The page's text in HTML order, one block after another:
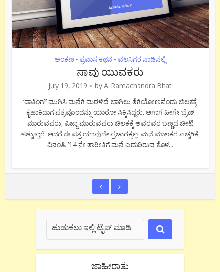
ಪ್ರವಾಸ ಕಥನ•ವಲಸಿಗರ ನಾಡಿನಲ್ಲಿ
ನಾನೂ ಕಾರು ಚಲಾಯಿಸಲಿಚ್ಚಿಸಿದೆ
June 29, 2019 byA. Ramachandra Bhat
ಕಾರು ಚಲಾಯಿಸಲು ಪರವಾನಗಿ ಪಡೆದು ಹೆಚ್ಚು ಕಡಿಮೆ ಇಪ್ಪತ್ತೈದು ವರ್ಷಗಳ
ನಂತರ ಕಾರು ಚಲಾಯಿಸಲು ಇಚ್ಛೆ ಮಾಡಿದೆನೆಂದರೆ ಜನ ನನಗೆ ಹುಚ್ಚೆನ್ನದೆ
ಮತ್ತೇನು? ನಿತ್ಯ ಕಾರು ಚಲಾಯಿಸುತ್ತಿದ್ದರೆ ವಿಚಾರ ಬೇರೆ. ಪರವಾನಗಿ ಪಡೆದು
ಕಾರಿನ ಕಡೆ ಕಣ್ಣು ಹಾಕದವನಿಗೆ ಈ ವಯಸ್ಸಿನಲ್ಲಿ ಈಗ ಕಾರು ಚಲಾಯಿಸುವ
ಹುಮ್ಮಸ್ಸು ಬಂದಿತೆಂದರೆ ಹುಚ್ಚೇ ಅಲ್ಲವೆ? ಆದರೆ ಪರಿಸರ ಅಂತಹದು...
ಜಾಹೀರಾತು